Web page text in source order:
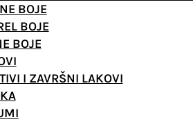
BOJE
BOJE
BOJE
I ZAVRŠNI LAKOVI